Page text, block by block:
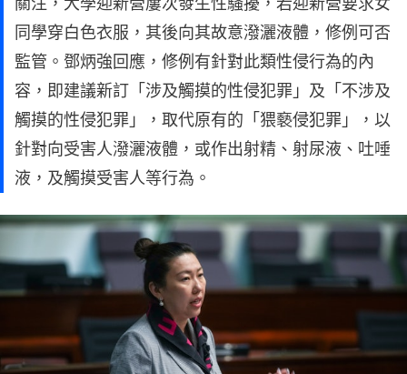
同學穿白色衣服，其後向其故意潑灑液體，修例可否
監管。鄧炳強回應，修例有針對此類性侵行為的內
容，即建議新訂「涉及觸摸的性侵犯罪」及「不涉及
觸摸的性侵犯罪」，取代原有的「猥褻侵犯罪」，以
針對向受害人潑灑液體，或作出射精、射尿液、吐唾
液，及觸摸受害人等行為。